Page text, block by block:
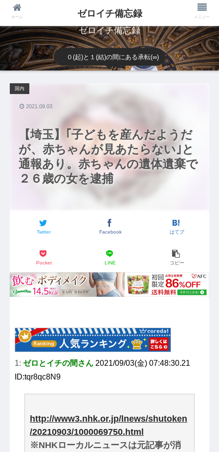
ゼロイチ備忘録
０(起)と１(結)の間にある承転(∞)
【埼玉】｢子どもを産んだようだ
が、赤ちゃんが見あたらない｣と
通報あり。赤ちゃんの遺体遺棄で
２６歳の女を逮捕
国内
Twitter Facebook はてブ
Pocket LINE コピー
2021.09.03
1: ゼロとイチの間さん 2021/09/03(金) 07:48:30.21
ID:tqr8qc8N9
http://www3.nhk.or.jp/lnews/shutoken
/20210903/1000069750.html
※NHKローカルニュースは元記事が消
ホーム ゼロイチ備忘録 メニュー